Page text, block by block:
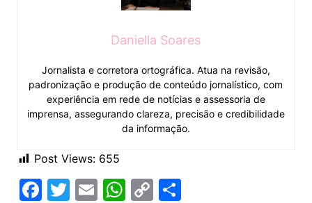
Daniella Soares
Jornalista e corretora ortográfica. Atua na revisão,
padronização e produção de conteúdo jornalístico, com
experiência em rede de notícias e assessoria de
imprensa, assegurando clareza, precisão e credibilidade
da informação.
Post Views: 655
F T E W C C